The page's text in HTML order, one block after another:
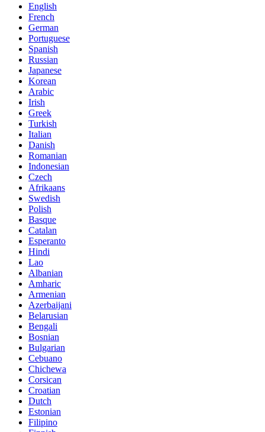
English
French
German
Portuguese
Spanish
Russian
Japanese
Korean
Arabic
Irish
Greek
Turkish
Italian
Danish
Romanian
Indonesian
Czech
Afrikaans
Swedish
Polish
Basque
Catalan
Esperanto
Hindi
Lao
Albanian
Amharic
Armenian
Azerbaijani
Belarusian
Bengali
Bosnian
Bulgarian
Cebuano
Chichewa
Corsican
Croatian
Dutch
Estonian
Filipino